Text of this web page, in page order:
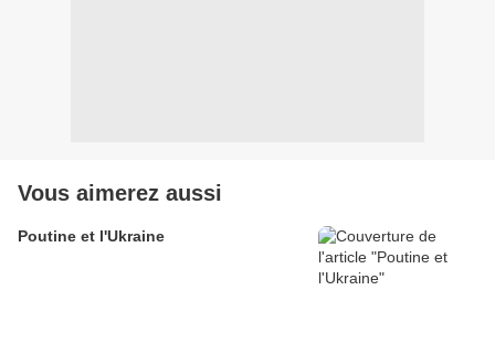
Vous aimerez aussi
Poutine et l'Ukraine